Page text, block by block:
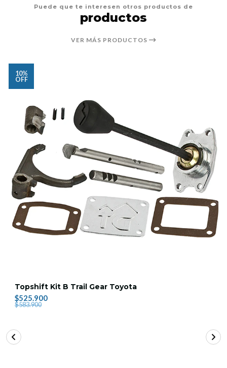
Puede que te interesen otros productos de
productos
VER MÁS PRODUCTOS
10%
OFF
Topshift Kit B Trail Gear Toyota
$525.900
$583.900